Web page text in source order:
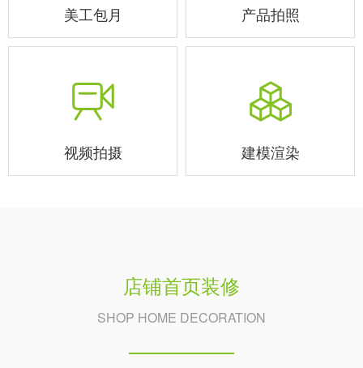
美工包月 产品拍照
视频拍摄 建模渲染
店铺首页装修
SHOP HOME DECORATION